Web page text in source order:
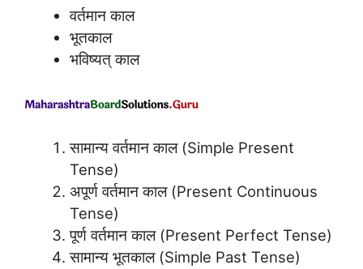
वर्तमान काल
भूतकाल
भविष्यत् काल
सामान्य वर्तमान काल (Simple Present
Tense)
अपूर्ण वर्तमान काल (Present Continuous
Tense)
पूर्ण वर्तमान काल (Present Perfect Tense)
सामान्य भूतकाल (Simple Past Tense)